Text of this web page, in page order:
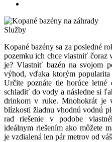
Služby
Kopané bazény sa za posledné
pozemku ich chce vlastniť čoraz
je? Vlastniť bazén na svojom
výhod, vďaka ktorým popularita
Určite poznáte tie horúce
schladiť do vody a následne si
drinkom v ruke. Mnohokrát je
blízkosti žiadnu vhodnú vodnú
rad riešenie v podobe
ideálnym riešením ako môžete
je vzdialená len pár metrov od